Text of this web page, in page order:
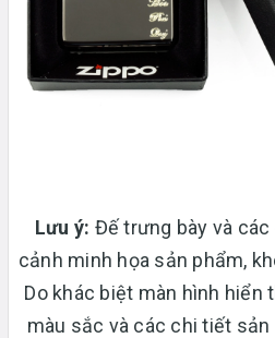
Lưu ý: Đế trưng bày và
cảnh minh họa sản phẩm,
Do khác biệt màn hình hiển
màu sắc và các chi tiết